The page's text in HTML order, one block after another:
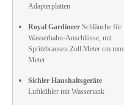
Adapterplatten
Royal Gardineer Schläuche für
Wasserhahn-Anschlüsse, mit
Spritzbrausen Zoll Meter cm mm
Meter
Sichler Haushaltsgeräte
Luftkühler mit Wassertank